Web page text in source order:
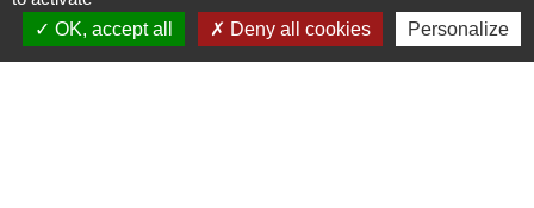
OK, accept all
Deny all cookies Personalize